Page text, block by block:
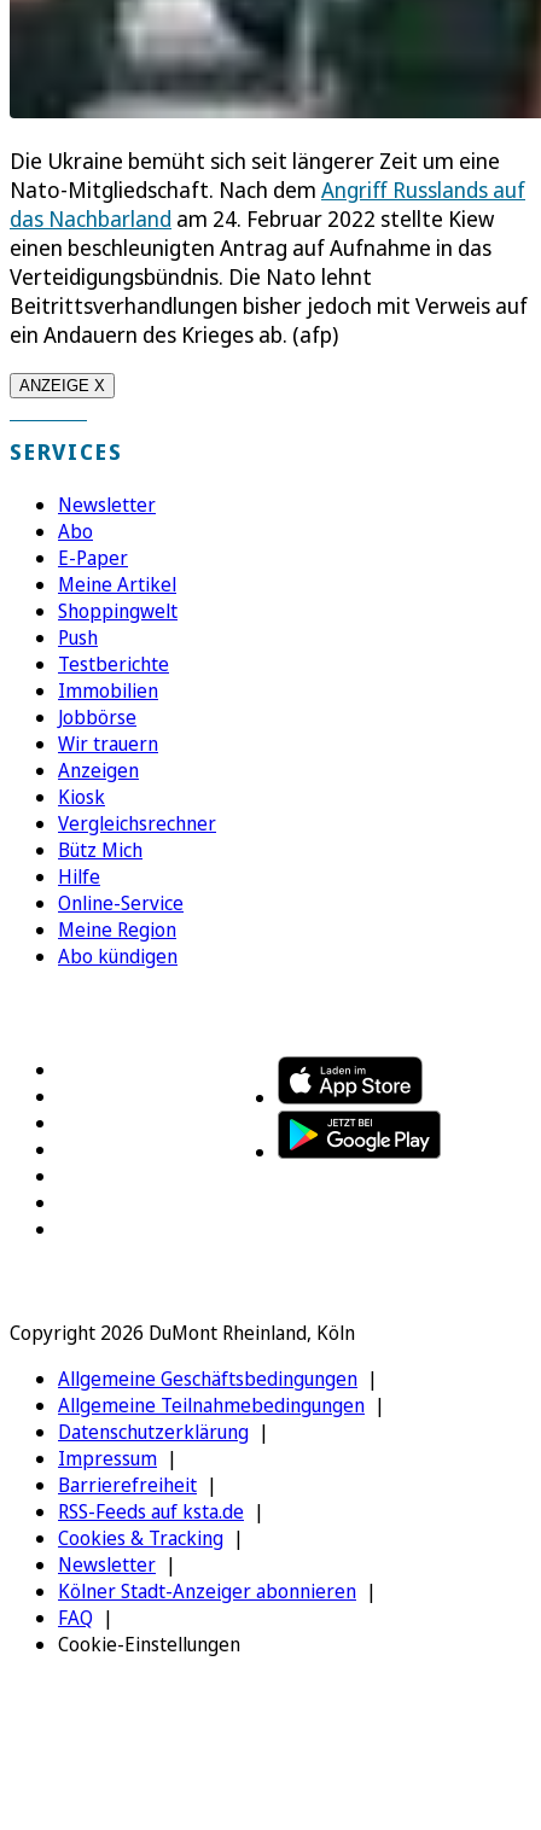
Die Ukraine bemüht sich seit längerer Zeit um eine
Nato-Mitgliedschaft. Nach dem Angriff Russlands auf
das Nachbarland am 24. Februar 2022 stellte Kiew
einen beschleunigten Antrag auf Aufnahme in das
Verteidigungsbündnis. Die Nato lehnt
Beitrittsverhandlungen bisher jedoch mit Verweis auf
ein Andauern des Krieges ab. (afp)
ANZEIGE X
SERVICES
Newsletter
Abo
E-Paper
Meine Artikel
Shoppingwelt
Push
Testberichte
Immobilien
Jobbörse
Wir trauern
Anzeigen
Kiosk
Vergleichsrechner
Bütz Mich
Hilfe
Online-Service
Meine Region
Abo kündigen
Copyright 2026 DuMont Rheinland, Köln
Allgemeine Geschäftsbedingungen
Allgemeine Teilnahmebedingungen
Datenschutzerklärung
Impressum
Barrierefreiheit
RSS-Feeds auf ksta.de
Cookies & Tracking
Newsletter
Kölner Stadt-Anzeiger abonnieren
FAQ
Cookie-Einstellungen